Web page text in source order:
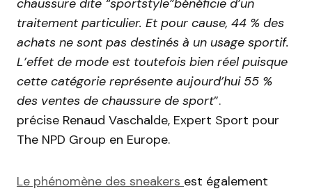
chaussure dite “sportstyle”bénéficie d’un
traitement particulier. Et pour cause, 44 % des
achats ne sont pas destinés à un usage sportif.
L’effet de mode est toutefois bien réel puisque
cette catégorie représente aujourd’hui 55 %
des ventes de chaussure de sport”.
précise Renaud Vaschalde, Expert Sport pour
The NPD Group en Europe.
Le phénomène des sneakers est également